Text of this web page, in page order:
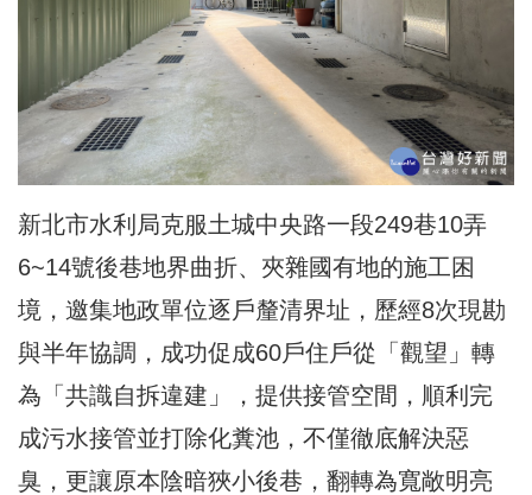
新北市水利局克服土城中央路一段249巷10弄
6~14號後巷地界曲折、夾雜國有地的施工困
境，邀集地政單位逐戶釐清界址，歷經8次現勘
與半年協調，成功促成60戶住戶從「觀望」轉
為「共識自拆違建」，提供接管空間，順利完
成污水接管並打除化糞池，不僅徹底解決惡
臭，更讓原本陰暗狹小後巷，翻轉為寬敞明亮